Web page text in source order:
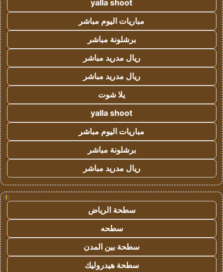
yalla shoot
مباريات اليوم مباشر
برشلونة مباشر
ريال مدريد مباشر
ريال مدريد مباشر
يلا شوت
yalla shoot
مباريات اليوم مباشر
برشلونة مباشر
ريال مدريد مباشر
!
سطحة الرياض
سطحه
سطحة بين المدن
سطحة هيدروليك